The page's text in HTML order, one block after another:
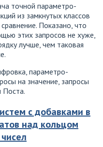
точной параметро-
из замкнутых классов
Показано, что
этих запросов не хуже,
лучше, чем таковая
параметро-
на значение, запросы
Поста.
с добавками в
над кольцом